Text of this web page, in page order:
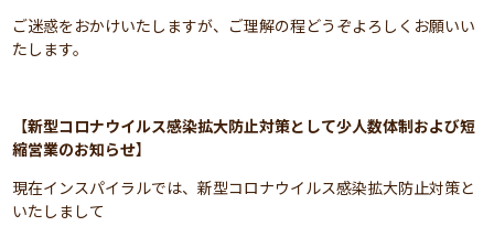
ご迷惑をおかけいたしますが、ご理解の程どうぞよろしくお願いい
たします。
【新型コロナウイルス感染拡大防止対策として少人数体制および短
縮営業のお知らせ】
現在インスパイラルでは、新型コロナウイルス感染拡大防止対策と
いたしまして